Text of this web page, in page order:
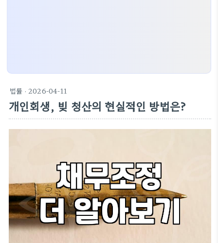
법률 · 2026-04-11
개인회생, 빚 청산의 현실적인 방법은?